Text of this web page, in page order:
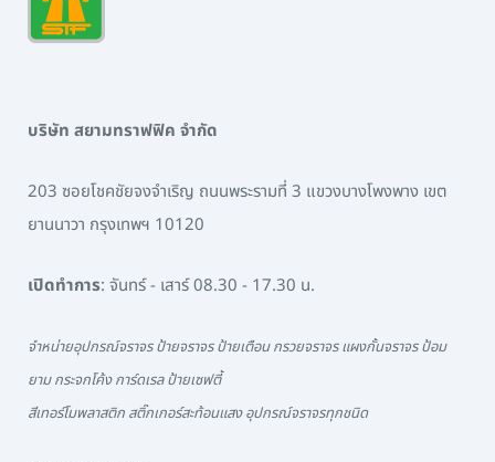
บริษัท สยามทราฟฟิค จำกัด
203 ซอยโชคชัยจงจำเริญ ถนนพระรามที่ 3 แขวงบางโพงพาง เขต
ยานนาวา กรุงเทพฯ 10120
เปิดทำการ: จันทร์ - เสาร์ 08.30 - 17.30 น.
จำหน่ายอุปกรณ์จราจร ป้ายจราจร ป้ายเตือน กรวยจราจร แผงกั้นจราจร ป้อม
ยาม กระจกโค้ง การ์ดเรล ป้ายเซฟตี้
สีเทอร์โมพลาสติก สติ๊กเกอร์สะท้อนแสง อุปกรณ์จราจรทุกชนิด